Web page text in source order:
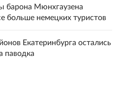
барона Мюнхгаузена
больше немецких туристов
Екатеринбурга остались
паводка